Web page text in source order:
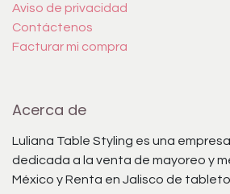
Aviso de privacidad
Contáctenos
Facturar mi compra
Acerca de
Luliana Table Styling es una
dedicada a la venta de mayoreo y
México y Renta en Jalisco de